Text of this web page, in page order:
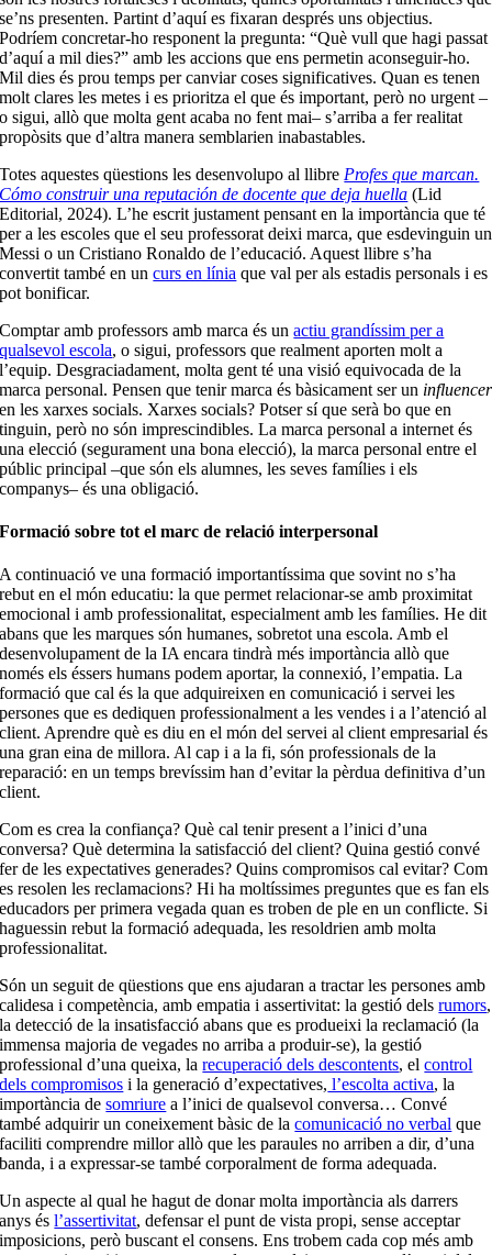
se’ns presenten. Partint d’aquí es fixaran després uns objectius.
Podríem concretar-ho responent la pregunta: “Què vull que hagi passat
d’aquí a mil dies?” amb les accions que ens permetin aconseguir-ho.
Mil dies és prou temps per canviar coses significatives. Quan es tenen
molt clares les metes i es prioritza el que és important, però no urgent –
o sigui, allò que molta gent acaba no fent mai– s’arriba a fer realitat
propòsits que d’altra manera semblarien inabastables.
Totes aquestes qüestions les desenvolupo al llibre Profes que marcan.
Cómo construir una reputación de docente que deja huella (Lid
Editorial, 2024). L’he escrit justament pensant en la importància que té
per a les escoles que el seu professorat deixi marca, que esdevinguin un
Messi o un Cristiano Ronaldo de l’educació. Aquest llibre s’ha
convertit també en uncurs en línia que val per als estadis personals i es
pot bonificar.
Comptar amb professors amb marca és unactiu grandíssim per a
qualsevol escola, o sigui, professors que realment aporten molt a
l’equip. Desgraciadament, molta gent té una visió equivocada de la
marca personal. Pensen que tenir marca és bàsicament ser un influencer
en les xarxes socials. Xarxes socials? Potser sí que serà bo que en
tinguin, però no són imprescindibles. La marca personal a internet és
una elecció (segurament una bona elecció), la marca personal entre el
públic principal –que són els alumnes, les seves famílies i els
companys– és una obligació.
Formació sobre tot el marc de relació interpersonal
A continuació ve una formació importantíssima que sovint no s’ha
rebut en el món educatiu: la que permet relacionar-se amb proximitat
emocional i amb professionalitat, especialment amb les famílies. He dit
abans que les marques són humanes, sobretot una escola. Amb el
desenvolupament de la IA encara tindrà més importància allò que
només els éssers humans podem aportar, la connexió, l’empatia. La
formació que cal és la que adquireixen en comunicació i servei les
persones que es dediquen professionalment a les vendes i a l’atenció al
client. Aprendre què es diu en el món del servei al client empresarial és
una gran eina de millora. Al cap i a la fi, són professionals de la
reparació: en un temps brevíssim han d’evitar la pèrdua definitiva d’un
client.
Com es crea la confiança? Què cal tenir present a l’inici d’una
conversa? Què determina la satisfacció del client? Quina gestió convé
fer de les expectatives generades? Quins compromisos cal evitar? Com
es resolen les reclamacions? Hi ha moltíssimes preguntes que es fan els
educadors per primera vegada quan es troben de ple en un conflicte. Si
haguessin rebut la formació adequada, les resoldrien amb molta
professionalitat.
Són un seguit de qüestions que ens ajudaran a tractar les persones amb
calidesa i competència, amb empatia i assertivitat: la gestió delsrumors,
la detecció de la insatisfacció abans que es produeixi la reclamació (la
immensa majoria de vegades no arriba a produir-se), la gestió
professional d’una queixa, larecuperació dels descontents, elcontrol
dels compromisos i la generació d’expectatives, l’escolta activa, la
importància desomriure a l’inici de qualsevol conversa… Convé
també adquirir un coneixement bàsic de lacomunicació no verbal que
faciliti comprendre millor allò que les paraules no arriben a dir, d’una
banda, i a expressar-se també corporalment de forma adequada.
Un aspecte al qual he hagut de donar molta importància als darrers
anys ésl’assertivitat, defensar el punt de vista propi, sense acceptar
imposicions, però buscant el consens. Ens trobem cada cop més amb